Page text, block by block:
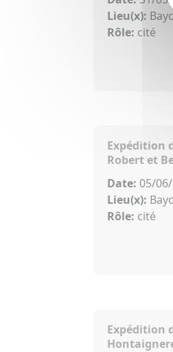
Lieu(x):
Rôle: cité
Expédition
Robert et
Date: 05/
Lieu(x):
Rôle: cité
Expédition